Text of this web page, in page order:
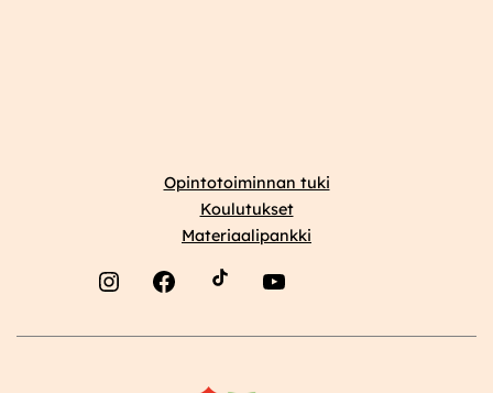
Opintotoiminnan tuki
Koulutukset
Materiaalipankki